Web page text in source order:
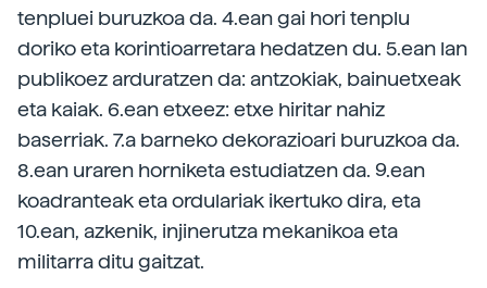
tenpluei buruzkoa da. 4.ean gai hori tenplu
doriko eta korintioarretara hedatzen du. 5.ean lan
publikoez arduratzen da: antzokiak, bainuetxeak
eta kaiak. 6.ean etxeez: etxe hiritar nahiz
baserriak. 7.a barneko dekorazioari buruzkoa da.
8.ean uraren horniketa estudiatzen da. 9.ean
koadranteak eta ordulariak ikertuko dira, eta
10.ean, azkenik, injinerutza mekanikoa eta
militarra ditu gaitzat.